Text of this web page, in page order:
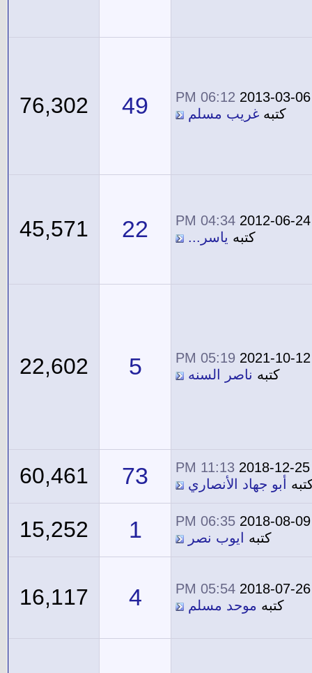
2013-03-06
06:12 PM
كتبه غريب مسلم 49
76,302
2012-06-24
04:34 PM
كتبه ياسر... 22
45,571
2021-10-12
05:19 PM
كتبه ناصر السنه 5
22,602
2018-12-25
11:13 PM
أبو جهاد الأنصاري 73
60,461
2018-08-09
06:35 PM
كتبه
ايوب نصر 1
15,252
2018-07-26
05:54 PM
كتبه موحد مسلم 4
16,117